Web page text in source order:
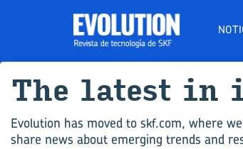
The la­test in
Evolution has moved to skf.com, where
share news about emerging trends and